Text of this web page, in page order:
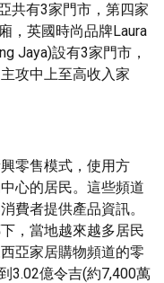
共有3家門市，第四家
，英國時尚品牌Laura
Jaya)設有3家門市，
攻中上至高收入家
零售模式，使用方
心的居民。這些頻道
費者提供產品資訊。
，當地越來越多居民
亞家居購物頻道的零
3.02億令吉(約7,400萬